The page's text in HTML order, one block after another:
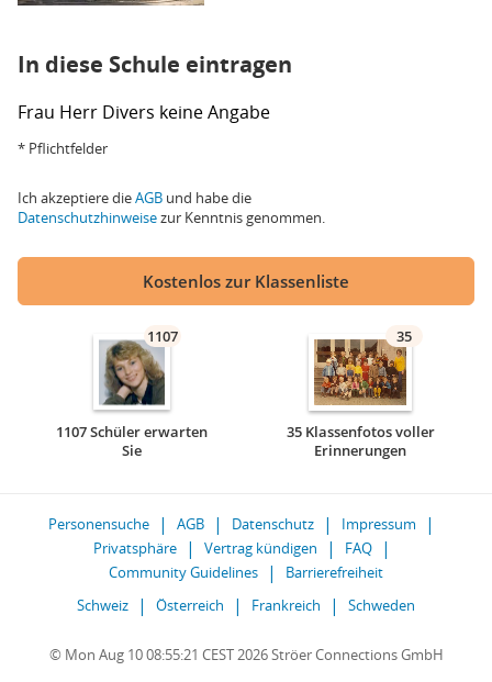
In diese Schule eintragen
Frau Herr Divers keine Angabe
* Pflichtfelder
Ich akzeptiere dieAGB und habe die
Datenschutzhinweisezur Kenntnis genommen.
Kostenlos zur Klassenliste
1107
1107 Schüler erwarten
Sie
35
35 Klassenfotos voller
Erinnerungen
Personensuche AGB Datenschutz
Impressum
Privatsphäre
Vertrag kündigen
FAQ
Community Guidelines
Barrierefreiheit
Schweiz
Österreich Frankreich Schweden
© Mon Aug 10 08:55:21 CEST 2026 Ströer Connections GmbH